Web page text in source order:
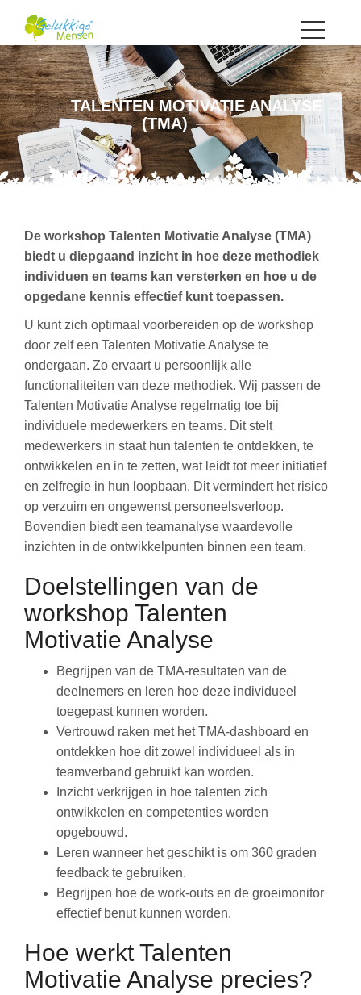
TALENTEN MOTIVATIE ANALYSE
(TMA)
De workshop Talenten Motivatie Analyse (TMA)
biedt u diepgaand inzicht in hoe deze methodiek
individuen en teams kan versterken en hoe u de
opgedane kennis effectief kunt toepassen.
U kunt zich optimaal voorbereiden op de workshop
door zelf een Talenten Motivatie Analyse te
ondergaan. Zo ervaart u persoonlijk alle
functionaliteiten van deze methodiek. Wij passen de
Talenten Motivatie Analyse regelmatig toe bij
individuele medewerkers en teams. Dit stelt
medewerkers in staat hun talenten te ontdekken, te
ontwikkelen en in te zetten, wat leidt tot meer initiatief
en zelfregie in hun loopbaan. Dit vermindert het risico
op verzuim en ongewenst personeelsverloop.
Bovendien biedt een teamanalyse waardevolle
inzichten in de ontwikkelpunten binnen een team.
Doelstellingen van de
workshop Talenten
Motivatie Analyse
Begrijpen van de TMA-resultaten van de
deelnemers en leren hoe deze individueel
toegepast kunnen worden.
Vertrouwd raken met het TMA-dashboard en
ontdekken hoe dit zowel individueel als in
teamverband gebruikt kan worden.
Inzicht verkrijgen in hoe talenten zich
ontwikkelen en competenties worden
opgebouwd.
Leren wanneer het geschikt is om 360 graden
feedback te gebruiken.
Begrijpen hoe de work-outs en de groeimonitor
effectief benut kunnen worden.
Hoe werkt Talenten
Motivatie Analyse precies?